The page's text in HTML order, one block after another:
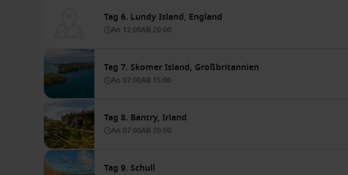
Tag 6. Lundy Island, England
An 12:00AB 20:00
Tag 7. Skomer Island, Großbritannien
An 07:00AB 15:00
Tag 8. Bantry, Irland
An 07:00AB 20:00
Tag 9. Schull